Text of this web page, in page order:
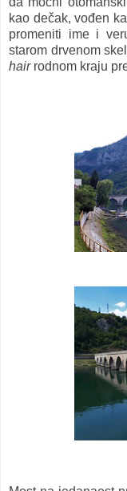
kao dečak, vođen
promeniti ime i
starom drvenom
hairrodnom kraju